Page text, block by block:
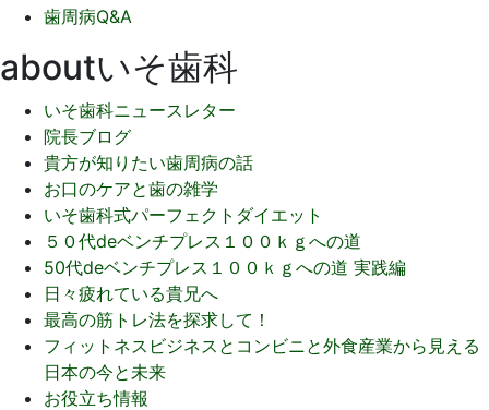
歯周病Q&A
aboutいそ歯科
いそ歯科ニュースレター
院長ブログ
貴方が知りたい歯周病の話
お口のケアと歯の雑学
いそ歯科式パーフェクトダイエット
５０代deベンチプレス１００ｋｇへの道
50代deベンチプレス１００ｋｇへの道 実践編
日々疲れている貴兄へ
最高の筋トレ法を探求して！
フィットネスビジネスとコンビニと外食産業から見える
日本の今と未来
お役立ち情報